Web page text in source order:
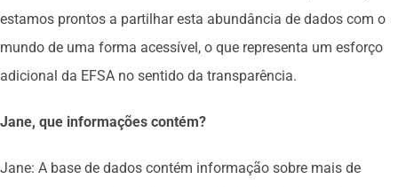
estamos prontos a partilhar esta abundância de dados com o
mundo de uma forma acessível, o que representa um esforço
adicional da EFSA no sentido da transparência.
Jane, que informações contém?
Jane: A base de dados contém informação sobre mais de